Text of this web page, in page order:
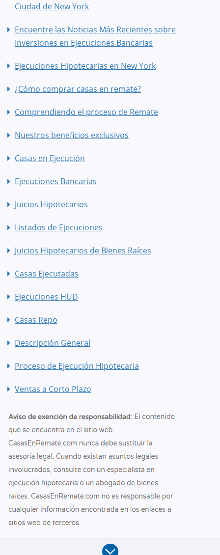
Ciudad de New York
Encuentre las Noticias Más Recientes sobre
Inversiones en Ejecuciones Bancarias
Ejecuciones Hipotecarias en New York
¿Cómo comprar casas en remate?
Comprendiendo el proceso de Remate
Nuestros beneficios exclusivos
Casas en Ejecución
Ejecuciones Bancarias
Juicios Hipotecarios
Listados de Ejecuciones
Juicios Hipotecarios de Bienes Raíces
Casas Ejecutadas
Ejecuciones HUD
Casas Repo
Descripción General
Proceso de Ejecución Hipotecaria
Ventas a Corto Plazo